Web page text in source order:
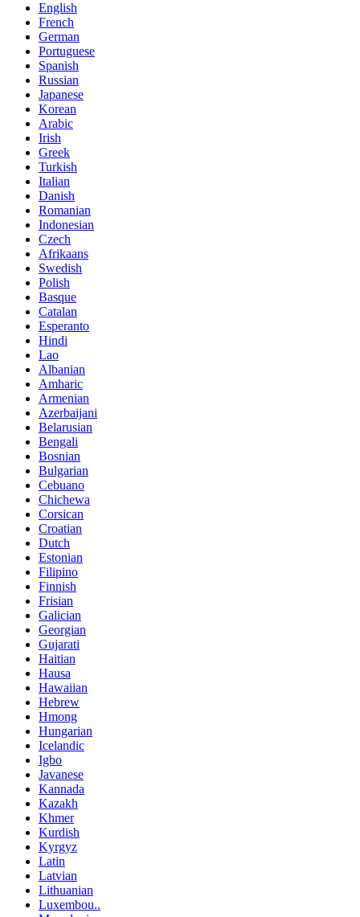
English
French
German
Portuguese
Spanish
Russian
Japanese
Korean
Arabic
Irish
Greek
Turkish
Italian
Danish
Romanian
Indonesian
Czech
Afrikaans
Swedish
Polish
Basque
Catalan
Esperanto
Hindi
Lao
Albanian
Amharic
Armenian
Azerbaijani
Belarusian
Bengali
Bosnian
Bulgarian
Cebuano
Chichewa
Corsican
Croatian
Dutch
Estonian
Filipino
Finnish
Frisian
Galician
Georgian
Gujarati
Haitian
Hausa
Hawaiian
Hebrew
Hmong
Hungarian
Icelandic
Igbo
Javanese
Kannada
Kazakh
Khmer
Kurdish
Kyrgyz
Latin
Latvian
Lithuanian
Luxembou..